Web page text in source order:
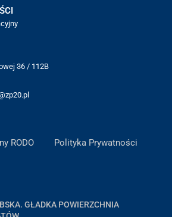
36 / 112B
RODO
Polityka Prywatności
GŁADKA POWIERZCHNIA